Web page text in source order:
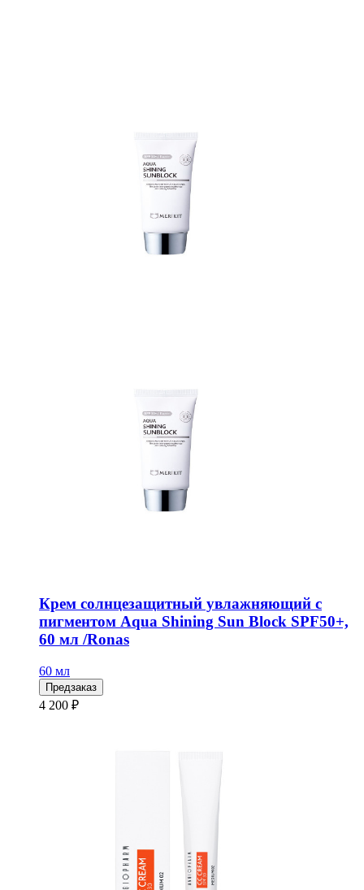
Крем солнцезащитный увлажняющий с
пигментом Aqua Shining Sun Block SPF50+,
60 мл /Ronas
60 мл
Предзаказ
4 200 ₽